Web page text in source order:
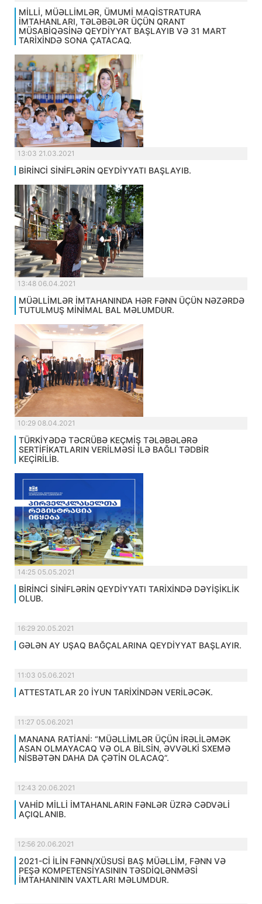
MİLLİ, MÜƏLLİMLƏR, ÜMUMİ MAQİSTRATURA
İMTAHANLARI, TƏLƏBƏLƏR ÜÇÜN QRANT
MÜSABİQƏSİNƏ QEYDİYYAT BAŞLAYIB VƏ 31 MART
TARİXİNDƏ SONA ÇATACAQ.
13:03 21.03.2021
BİRİNCİ SİNİFLƏRİN QEYDİYYATI BAŞLAYIB.
13:48 06.04.2021
MÜƏLLİMLƏR İMTAHANINDA HƏR FƏNN ÜÇÜN NƏZƏRDƏ
TUTULMUŞ MİNİMAL BAL MƏLUMDUR.
10:29 08.04.2021
TÜRKİYƏDƏ TƏCRÜBƏ KEÇMİŞ TƏLƏBƏLƏRƏ
SERTİFİKATLARIN VERİLMƏSİ İLƏ BAĞLI TƏDBİR
KEÇİRİLİB.
14:25 05.05.2021
BİRİNCİ SİNİFLƏRİN QEYDİYYATI TARİXİNDƏ DƏYİŞİKLİK
OLUB.
16:29 20.05.2021
GƏLƏN AY UŞAQ BAĞÇALARINA QEYDİYYAT BAŞLAYIR.
11:03 05.06.2021
ATTESTATLAR 20 İYUN TARİXİNDƏN VERİLƏCƏK.
11:27 05.06.2021
MANANA RATİANİ: “MÜƏLLİMLƏR ÜÇÜN İRƏLİLƏMƏK
ASAN OLMAYACAQ VƏ OLA BİLSİN, ƏVVƏLKİ SXEMƏ
NİSBƏTƏN DAHA DA ÇƏTİN OLACAQ”.
12:43 20.06.2021
VAHİD MİLLİ İMTAHANLARIN FƏNLƏR ÜZRƏ CƏDVƏLİ
AÇIQLANIB.
12:56 20.06.2021
2021-Cİ İLİN FƏNN/XÜSUSİ BAŞ MÜƏLLİM, FƏNN VƏ
PEŞƏ KOMPETENSİYASININ TƏSDİQLƏNMƏSİ
İMTAHANININ VAXTLARI MƏLUMDUR.